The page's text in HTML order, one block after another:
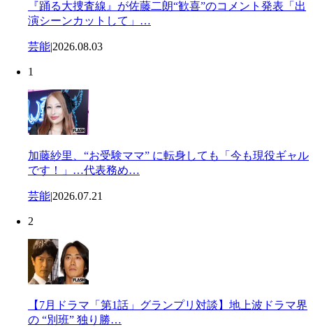
『踊る大捜査線』が佐藤二朗“歓喜”のコメント発表「出
演シーンカットして」…
芸能|2026.08.03
1
加藤紗里、“お受験ママ” に転身しても「今も現役ギャル
です！」…代表務め…
芸能|2026.07.21
2
【7月ドラマ「第1話」グランプリ対談】地上波ドラマ界
の “別班” 独り勝…